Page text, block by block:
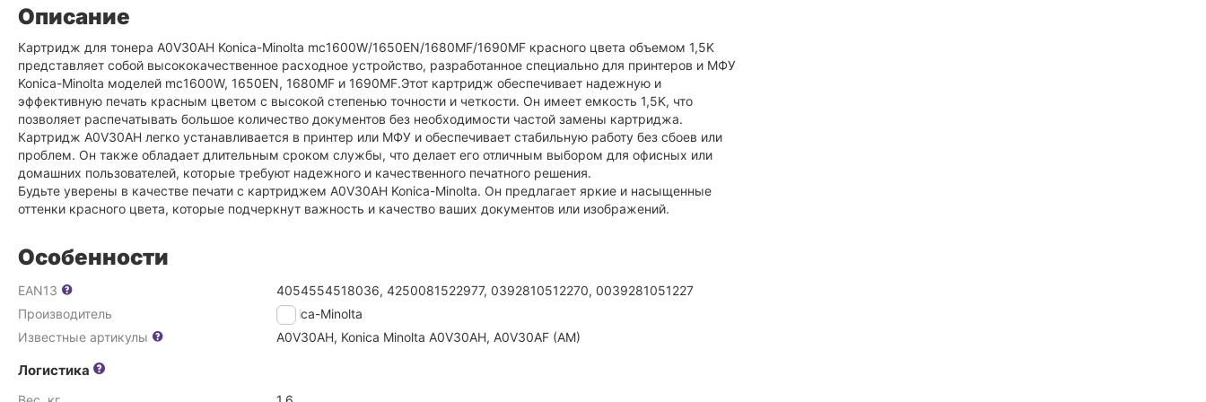
Описание
Картридж для тонера A0V30AH Konica-Minolta mc1600W/1650EN/1680MF/1690MF красного цвета объемом 1,5K
представляет собой высококачественное расходное устройство, разработанное специально для принтеров и МФУ
Konica-Minolta моделей mc1600W, 1650EN, 1680MF и 1690MF.Этот картридж обеспечивает надежную и
эффективную печать красным цветом с высокой степенью точности и четкости. Он имеет емкость 1,5K, что
позволяет распечатывать большое количество документов без необходимости частой замены картриджа.
Картридж A0V30AH легко устанавливается в принтер или МФУ и обеспечивает стабильную работу без сбоев или
проблем. Он также обладает длительным сроком службы, что делает его отличным выбором для офисных или
домашних пользователей, которые требуют надежного и качественного печатного решения.
Будьте уверены в качестве печати с картриджем A0V30AH Konica-Minolta. Он предлагает яркие и насыщенные
оттенки красного цвета, которые подчеркнут важность и качество ваших документов или изображений.
Особенности
EAN13
4054554518036, 4250081522977, 0392810512270, 0039281051227
Производитель
Konica-Minolta
Известные артикулы
A0V30AH, Konica Minolta A0V30AH, A0V30AF (AM)
Логистика